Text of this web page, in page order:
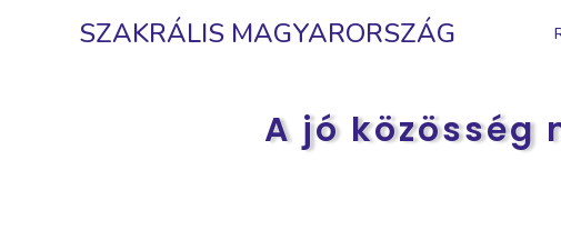
SZAKRÁLIS MAGYARORSZÁG
A jó